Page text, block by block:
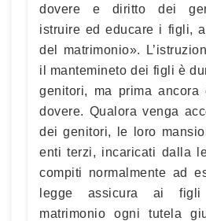
dovere e diritto dei
istruire ed educare i figli,
del matrimonio».
il mantemineto dei figli è
genitori, ma prima
dovere. Qualora venga
dei genitori, le loro
enti terzi, incaricati dalla
compiti normalmente ad
legge assicura ai
matrimonio ogni tutela